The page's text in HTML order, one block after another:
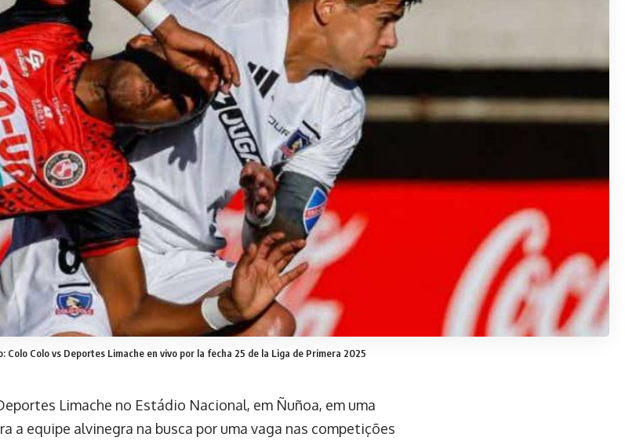
Colo Colo vs Deportes Limache en vivo por la fecha 25 de la Liga de Primera 2025
Limache no Estádio Nacional, em Ñuñoa, em uma
a equipe alvinegra na busca por uma vaga nas competições